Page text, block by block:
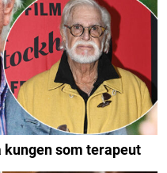
som terapeut